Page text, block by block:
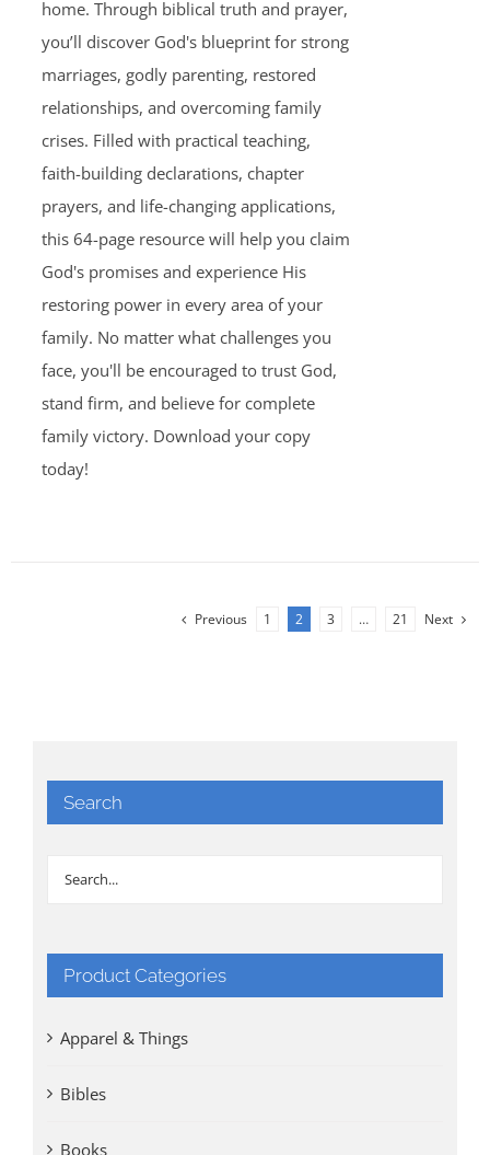
home. Through biblical truth and prayer,
you’ll discover God's blueprint for strong
marriages, godly parenting, restored
relationships, and overcoming family
crises. Filled with practical teaching,
faith-building declarations, chapter
prayers, and life-changing applications,
this 64-page resource will help you claim
God's promises and experience His
restoring power in every area of your
family. No matter what challenges you
face, you'll be encouraged to trust God,
stand firm, and believe for complete
family victory. Download your copy
today!
Previous 1 2 3 … 21 Next
Search
Product Categories
Apparel & Things
Bibles
Books